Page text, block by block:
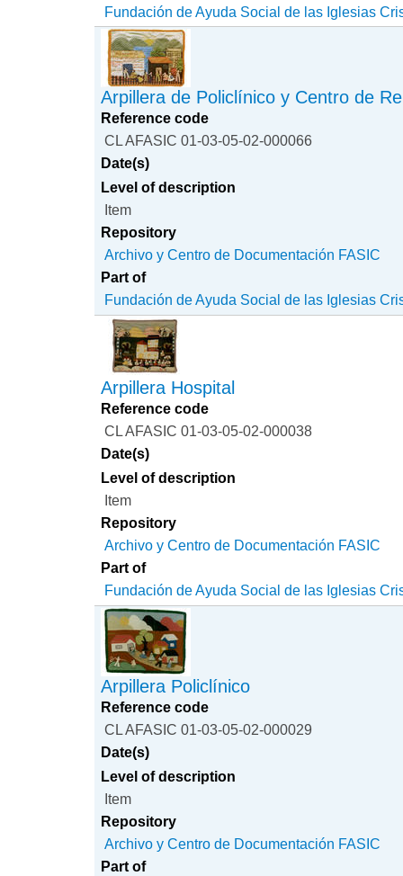
Fundación de Ayuda Social de las Iglesias
Arpillera de Policlínico y Centro de
Reference code
CL AFASIC 01-03-05-02-000066
Date(s)
Level of description
Item
Repository
Archivo y Centro de Documentación FASIC
Part of
Fundación de Ayuda Social de las Iglesias
Arpillera Hospital
Reference code
CL AFASIC 01-03-05-02-000038
Date(s)
Level of description
Item
Repository
Archivo y Centro de Documentación FASIC
Part of
Fundación de Ayuda Social de las Iglesias
Arpillera Policlínico
Reference code
CL AFASIC 01-03-05-02-000029
Date(s)
Level of description
Item
Repository
Archivo y Centro de Documentación FASIC
Part of